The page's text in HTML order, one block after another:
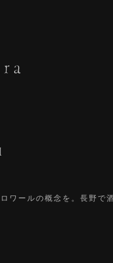
ワールの概念を。長野で